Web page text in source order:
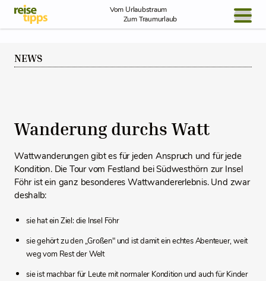
Skip to Content
Vom Urlaubstraum
Zum Traumurlaub
NEWS
Wanderung durchs Watt
Wattwanderungen gibt es für jeden Anspruch und für jede
Kondition. Die Tour vom Festland bei Südwesthörn zur Insel
Föhr ist ein ganz besonderes Wattwandererlebnis. Und zwar
deshalb:
sie hat ein Ziel: die Insel Föhr
sie gehört zu den „Großen" und ist damit ein echtes Abenteuer, weit
weg vom Rest der Welt
sie ist machbar für Leute mit normaler Kondition und auch für Kinder